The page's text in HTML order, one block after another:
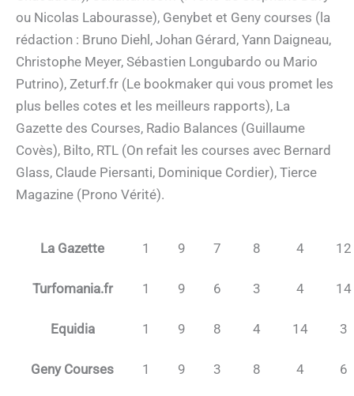
ou Nicolas Labourasse), Genybet et Geny courses (la
rédaction : Bruno Diehl, Johan Gérard, Yann Daigneau,
Christophe Meyer, Sébastien Longubardo ou Mario
Putrino), Zeturf.fr (Le bookmaker qui vous promet les
plus belles cotes et les meilleurs rapports), La
Gazette des Courses, Radio Balances (Guillaume
Covès), Bilto, RTL (On refait les courses avec Bernard
Glass, Claude Piersanti, Dominique Cordier), Tierce
Magazine (Prono Vérité).
La Gazette 1 9 7 8 4 12
Turfomania.fr 1 9 6 3 4 14
Equidia 1 9 8 4 14 3
Geny Courses 1 9 3 8 4 6